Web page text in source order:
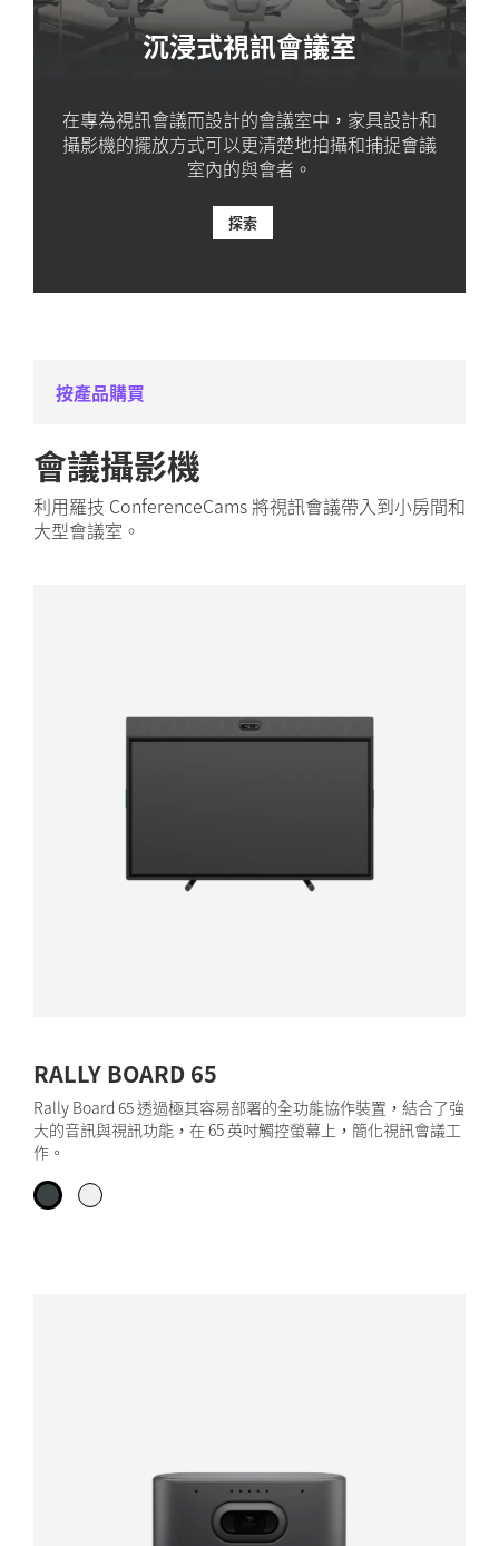
沉浸式視訊會議室
在專為視訊會議而設計的會議室中，家具設計和
攝影機的擺放方式可以更清楚地拍攝和捕捉會議
室內的與會者。
探索
按產品購買
會議攝影機
利用羅技 ConferenceCams 將視訊會議帶入到小房間和
大型會議室。
RALLY BOARD 65
Rally Board 65 透過極其容易部署的全功能協作裝置，結合了強
大的音訊與視訊功能，在 65 英吋觸控螢幕上，簡化視訊會議工
作。